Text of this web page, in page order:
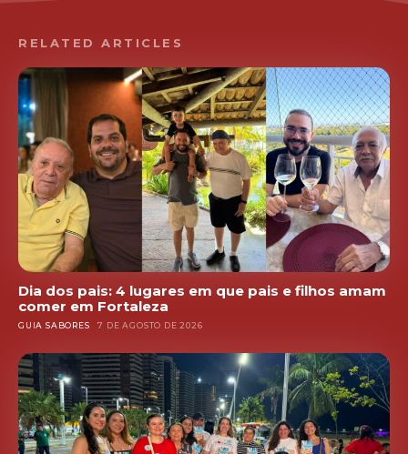
RELATED ARTICLES
Dia dos pais: 4 lugares em que pais e filhos amam
comer em Fortaleza
GUIA SABORES 7 DE AGOSTO DE 2026